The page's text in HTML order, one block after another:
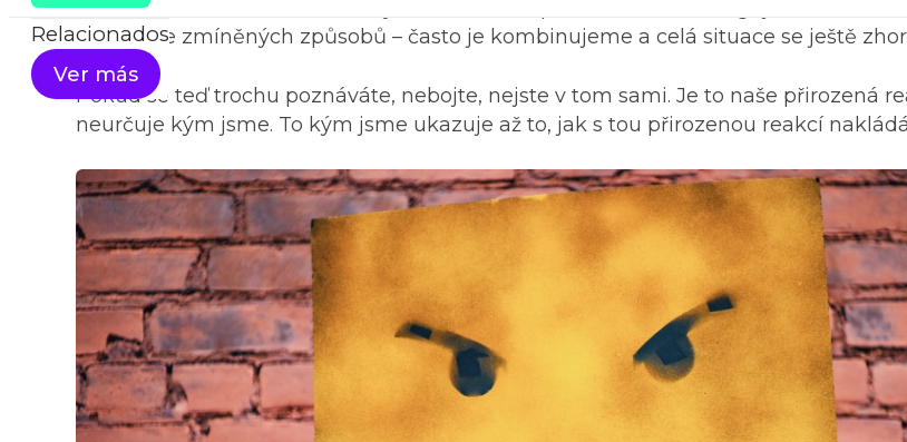
Relacionados
Ver más
na jednom místě. Narozdíl od fyzického nebezpečí a bolesti nereagujeme na
jedním ze zmíněných způsobů – často je kombinujeme a celá situace se ještě
Pokud se teď trochu poznáváte, nebojte, nejste v tom sami. Je to naše přirozená
neurčuje kým jsme. To kým jsme ukazuje až to, jak s tou přirozenou reakcí